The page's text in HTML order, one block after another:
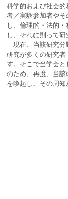
科学的および社会
者／実験参加者や
し、倫理的・法的
し、それに則って研
現在、当該研究分
研究が多くの研究
す。そこで当学会
のため、再度、当
を喚起し、その周知